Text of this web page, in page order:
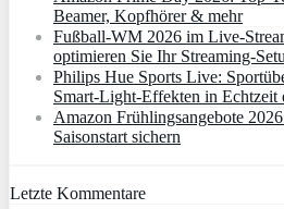
Beamer, Kopfhörer & mehr
Fußball-WM 2026 im Live-
optimieren Sie Ihr Streaming-
Philips Hue Sports Live:
Smart‑Light‑Effekten in Echtzeit
Amazon Frühlingsangebote
Saisonstart sichern
Letzte Kommentare